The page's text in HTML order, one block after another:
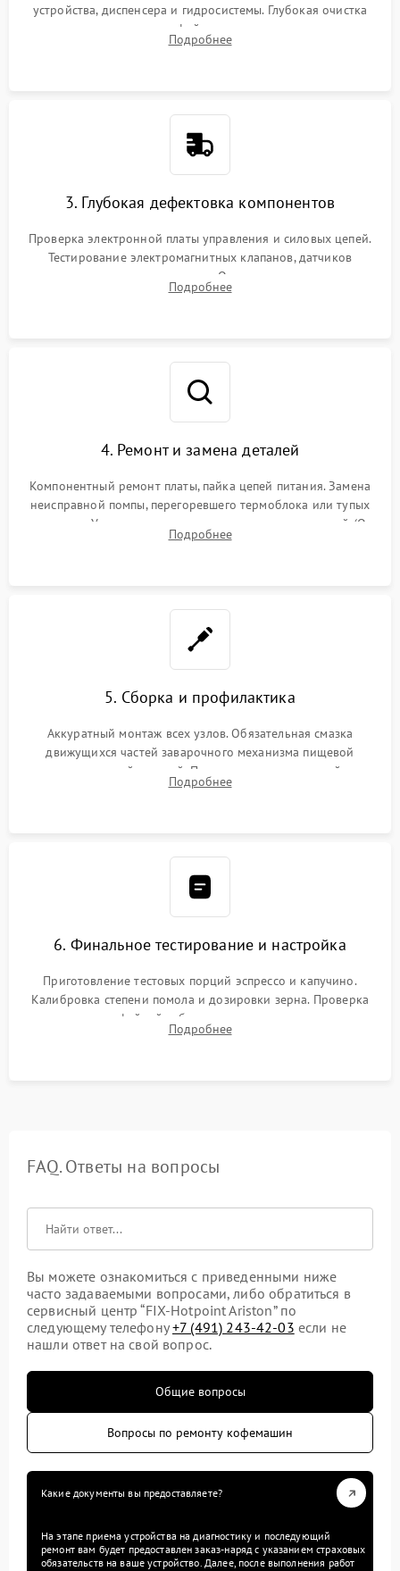
устройства, диспенсера и гидросистемы. Глубокая очистка
внутренних узлов от кофейных масел, жмыха и накипи.
Промывка дренажных каналов и фильтров с использованием
Подробнее
3. Глубокая дефектовка компонентов
Проверка электронной платы управления и силовых цепей.
Тестирование электромагнитных клапанов, датчиков
температуры и расходомера. Оценка степени износа
жерновов кофемолки, уплотнительных колец гидросистемы
Подробнее
4. Ремонт и замена деталей
Компонентный ремонт платы, пайка цепей питания. Замена
неисправной помпы, перегоревшего термоблока или тупых
жерновов. Установка новых силиконовых уплотнителей (O-
ring) и тефлоновых трубок для надежного устранения
Подробнее
5. Сборка и профилактика
Аккуратный монтаж всех узлов. Обязательная смазка
движущихся частей заварочного механизма пищевой
силиконовой смазкой. Проведение программной
декальцинации и очистки системы от кофейных масел.
Подробнее
6. Финальное тестирование и настройка
Приготовление тестовых порций эспрессо и капучино.
Калибровка степени помола и дозировки зерна. Проверка
плотности кофейной таблетки, температуры напитка и
качества молочной пены. Контроль отсутствия посторонних
Подробнее
FAQ. Ответы на вопросы
Вы можете ознакомиться с приведенными ниже
часто задаваемыми вопросами, либо обратиться в
сервисный центр “FIX-Hotpoint Ariston” по
следующему телефону+7 (491) 243-42-03 если не
нашли ответ на свой вопрос.
Общие вопросы
Вопросы по ремонту кофемашин
Какие документы вы предоставляете?
На этапе приема устройства на диагностику и последующий
ремонт вам будет предоставлен заказ-наряд с указанием страховых
обязательств на ваше устройство. Далее, после выполнения работ